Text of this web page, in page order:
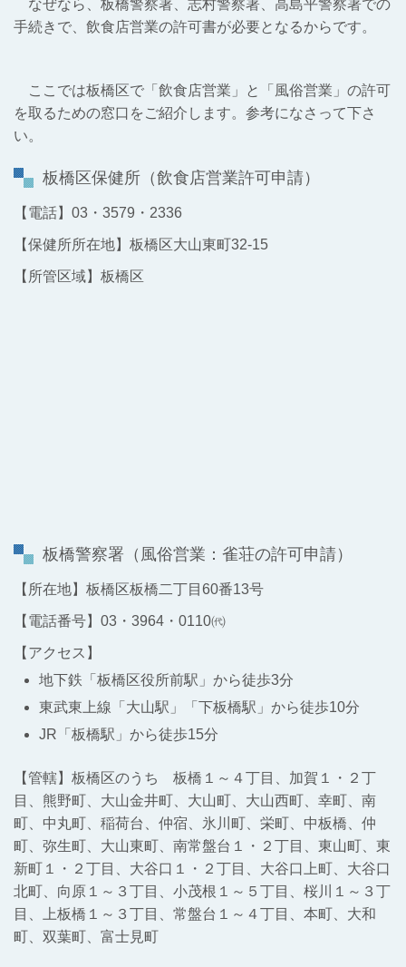
なぜなら、板橋警察署、志村警察署、高島平警察署での
手続きで、飲食店営業の許可書が必要となるからです。
ここでは板橋区で「飲食店営業」と「風俗営業」の許可
を取るための窓口をご紹介します。参考になさって下さ
い。
板橋区保健所（飲食店営業許可申請）
【電話】03・3579・2336
【保健所所在地】板橋区大山東町32-15
【所管区域】板橋区
板橋警察署 （風俗営業：雀荘の許可申請）
【所在地】板橋区板橋二丁目60番13号
【電話番号】03・3964・0110㈹
【アクセス】
地下鉄「板橋区役所前駅」から徒歩3分
東武東上線「大山駅」「下板橋駅」から徒歩10分
JR「板橋駅」から徒歩15分
【管轄】板橋区のうち 板橋１～４丁目、加賀１・２丁
目、熊野町、大山金井町、大山町、大山西町、幸町、南
町、中丸町、稲荷台、仲宿、氷川町、栄町、中板橋、仲
町、弥生町、大山東町、南常盤台１・２丁目、東山町、東
新町１・２丁目、大谷口１・２丁目、大谷口上町、大谷口
北町、向原１～３丁目、小茂根１～５丁目、桜川１～３丁
目、上板橋１～３丁目、常盤台１～４丁目、本町、大和
町、双葉町、富士見町